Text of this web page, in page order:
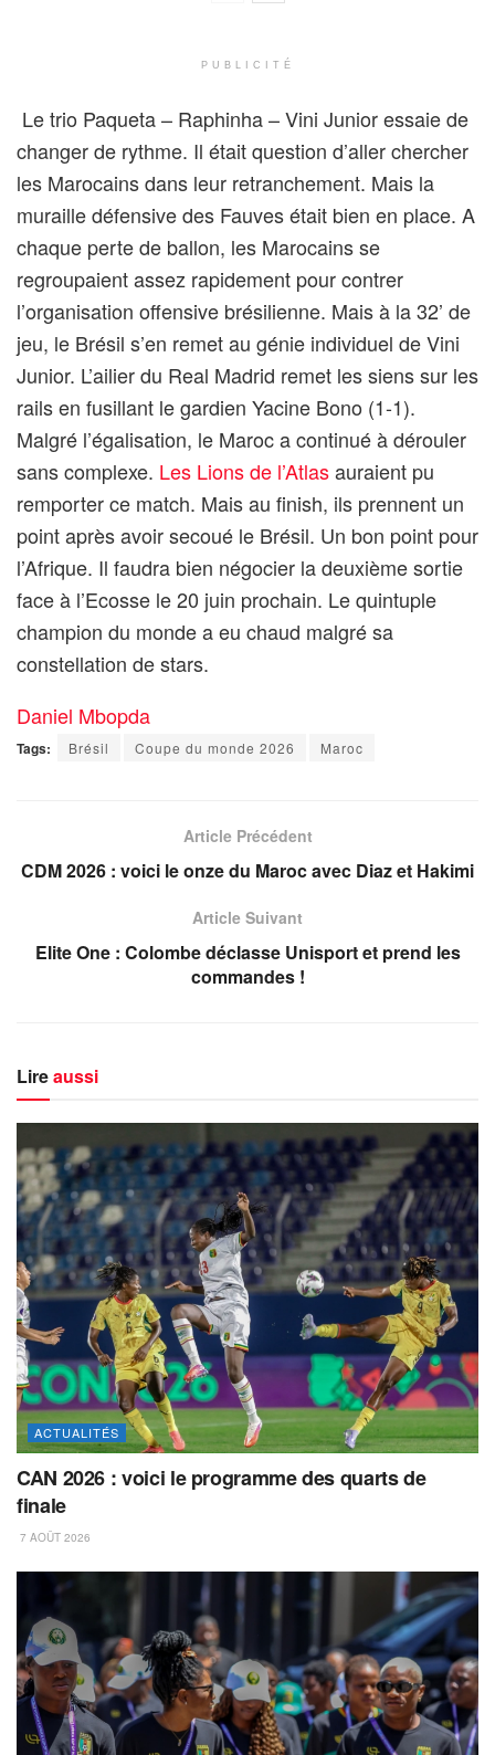
PUBLICITÉ
Le trio Paqueta – Raphinha – Vini Junior essaie de
changer de rythme. Il était question d’aller chercher
les Marocains dans leur retranchement. Mais la
muraille défensive des Fauves était bien en place. A
chaque perte de ballon, les Marocains se
regroupaient assez rapidement pour contrer
l’organisation offensive brésilienne. Mais à la 32’ de
jeu, le Brésil s’en remet au génie individuel de Vini
Junior. L’ailier du Real Madrid remet les siens sur les
rails en fusillant le gardien Yacine Bono (1-1).
Malgré l’égalisation, le Maroc a continué à dérouler
sans complexe. Les Lions de l’Atlasauraient pu
remporter ce match. Mais au finish, ils prennent un
point après avoir secoué le Brésil. Un bon point pour
l’Afrique. Il faudra bien négocier la deuxième sortie
face à l’Ecosse le 20 juin prochain. Le quintuple
champion du monde a eu chaud malgré sa
constellation de stars.
Daniel Mbopda
Tags: Brésil Coupe du monde 2026 Maroc
Article Précédent
CDM 2026 : voici le onze du Maroc avec Diaz et Hakimi
Article Suivant
Elite One : Colombe déclasse Unisport et prend les
commandes !
Lireaussi
ACTUALITÉS
CAN 2026 : voici le programme des quarts de
finale
7 AOÛT 2026